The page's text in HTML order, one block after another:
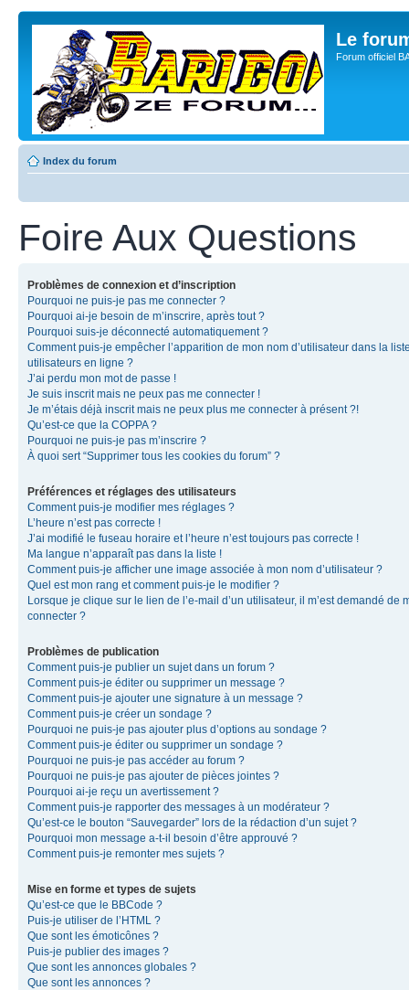
Le
Forum officiel
Index du forum
Foire Aux Questions
Problèmes de connexion et d’inscription
Pourquoi ne puis-je pas me connecter ?
Pourquoi ai-je besoin de m’inscrire, après tout ?
Pourquoi suis-je déconnecté automatiquement ?
Comment puis-je empêcher l’apparition de mon nom d’utilisateur dans la
utilisateurs en ligne ?
J’ai perdu mon mot de passe !
Je suis inscrit mais ne peux pas me connecter !
Je m’étais déjà inscrit mais ne peux plus me connecter à présent ?!
Qu’est-ce que la COPPA ?
Pourquoi ne puis-je pas m’inscrire ?
À quoi sert “Supprimer tous les cookies du forum” ?
Préférences et réglages des utilisateurs
Comment puis-je modifier mes réglages ?
L’heure n’est pas correcte !
J’ai modifié le fuseau horaire et l’heure n’est toujours pas correcte !
Ma langue n’apparaît pas dans la liste !
Comment puis-je afficher une image associée à mon nom d’utilisateur ?
Quel est mon rang et comment puis-je le modifier ?
Lorsque je clique sur le lien de l’e-mail d’un utilisateur, il m’est demandé de
connecter ?
Problèmes de publication
Comment puis-je publier un sujet dans un forum ?
Comment puis-je éditer ou supprimer un message ?
Comment puis-je ajouter une signature à un message ?
Comment puis-je créer un sondage ?
Pourquoi ne puis-je pas ajouter plus d’options au sondage ?
Comment puis-je éditer ou supprimer un sondage ?
Pourquoi ne puis-je pas accéder au forum ?
Pourquoi ne puis-je pas ajouter de pièces jointes ?
Pourquoi ai-je reçu un avertissement ?
Comment puis-je rapporter des messages à un modérateur ?
Qu’est-ce le bouton “Sauvegarder” lors de la rédaction d’un sujet ?
Pourquoi mon message a-t-il besoin d’être approuvé ?
Comment puis-je remonter mes sujets ?
Mise en forme et types de sujets
Qu’est-ce que le BBCode ?
Puis-je utiliser de l’HTML ?
Que sont les émoticônes ?
Puis-je publier des images ?
Que sont les annonces globales ?
Que sont les annonces ?